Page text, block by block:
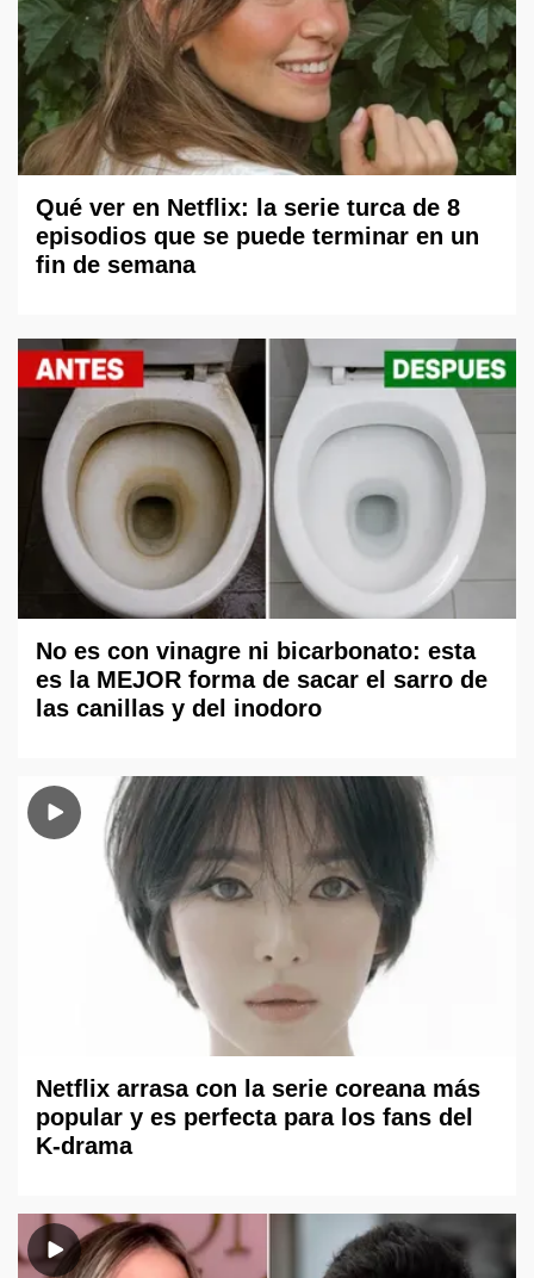
Qué ver en Netflix: la serie turca de 8
episodios que se puede terminar en un
fin de semana
No es con vinagre ni bicarbonato: esta
es la MEJOR forma de sacar el sarro de
las canillas y del inodoro
Netflix arrasa con la serie coreana más
popular y es perfecta para los fans del
K-drama